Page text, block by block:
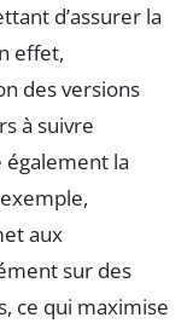
d’assurer la
effet,
des versions
à suivre
également la
aux
sur des
ce qui maximise